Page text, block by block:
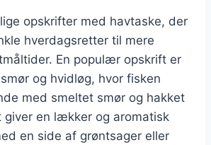
opskrifter med havtaske, der
hverdagsretter til mere
En populær opskrift er
og hvidløg, hvor fisken
med smeltet smør og hakket
giver en lækker og aromatisk
en side af grøntsager eller